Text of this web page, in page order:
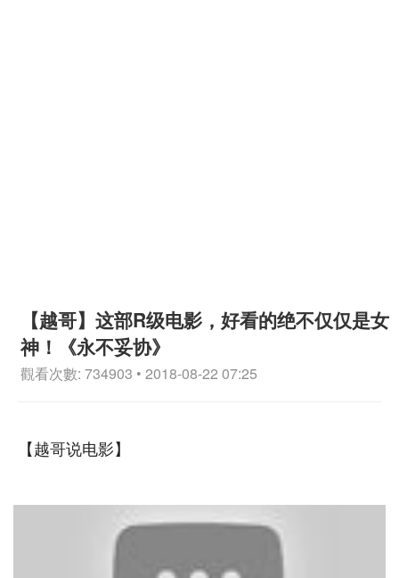
【越哥】这部R级电影，好看的绝不仅仅是女
神！《永不妥协》
觀看次數: 734903 • 2018-08-22 07:25
【越哥说电影】